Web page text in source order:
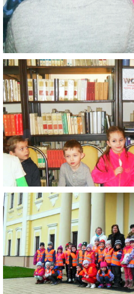
EUROROZPRÁVKY
2% Z DANE
RADA ŠKOLY
GDPR
REGISTRATÚRNY PLÁN MŠ
VOĽNÉ PRACOVNÉ MIESTO
AKTUALIZAČNÉ VZDELÁVANIE
ZÁBAVNÉ UČENIE DOMA